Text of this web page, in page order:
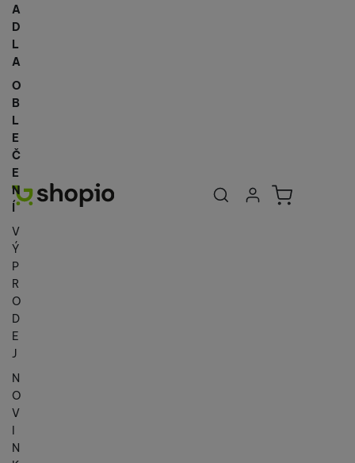
Uživatelská
Přihlásit se
Košík
A
D
L
A
O
B
L
E
Č
E
N
Í
V
Ý
P
R
O
D
E
J
N
O
V
I
N